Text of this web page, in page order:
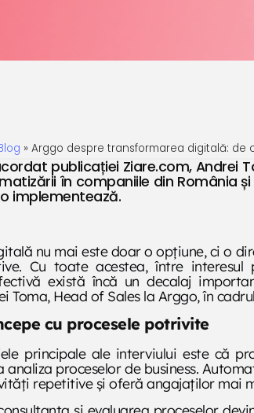
» Arggo despre transformarea digitală:
publicației Ziare.com, Andrei
în companiile din România
implementează.
nu mai este doar o opțiune, ci o
Cu toate acestea, între
există încă un decalaj
Toma, Head of Sales la Arggo, în
cu procesele potrivite
principale ale interviului este că
analiza proceselor de business.
repetitive și oferă angajaților mai